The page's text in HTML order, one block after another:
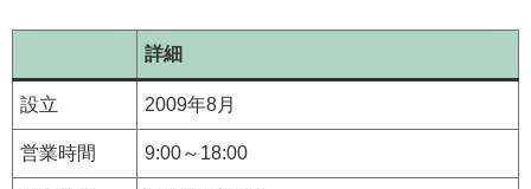
詳細
設立 2009年8月
営業時間 9:00～18:00